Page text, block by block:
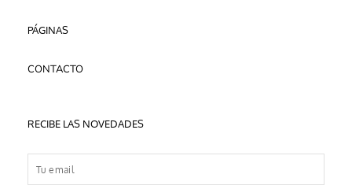
PÁGINAS
CONTACTO
RECIBE LAS NOVEDADES